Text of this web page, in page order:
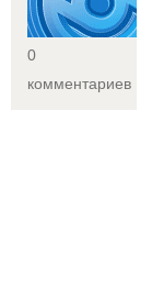
0
комментариев